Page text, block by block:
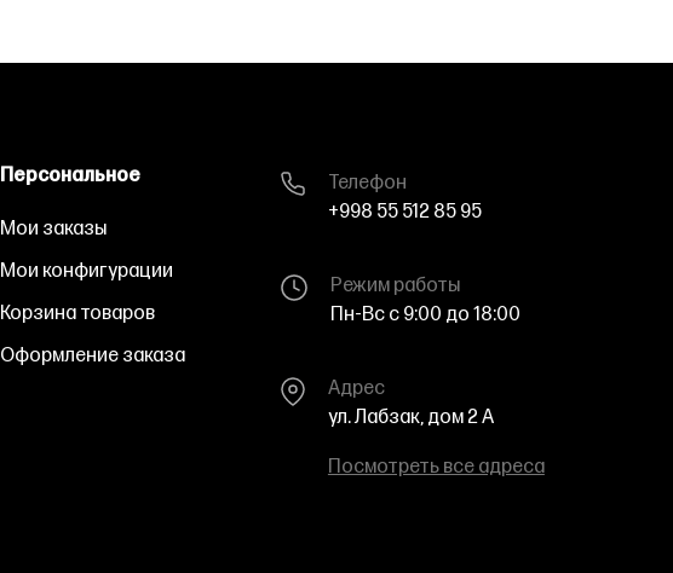
Персональное
Мои заказы
Мои конфигурации
Корзина товаров
Оформление заказа
Телефон
+998 55 512 85 95
Режим работы
Пн-Вс с 9:00 до 18:00
Адрес
ул. Лабзак, дом 2 A
Посмотреть все адреса